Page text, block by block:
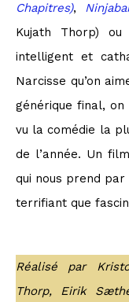
Chapitres),
Kujath Thorp) ou
intelligent et
Narcisse qu’on
générique final,
vu la comédie la
de l’année. Un
qui nous prend par
terrifiant que
Réalisé par
Thorp, Eirik